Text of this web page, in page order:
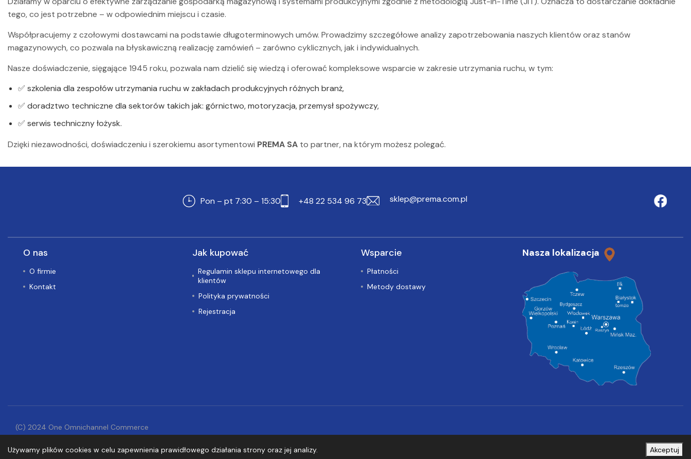
tego, co jest potrzebne – w odpowiednim miejscu i czasie.
Współpracujemy z czołowymi dostawcami na podstawie długoterminowych umów. Prowadzimy szczegółowe analizy zapotrzebowania naszych klientów oraz stanów
magazynowych, co pozwala na błyskawiczną realizację zamówień – zarówno cyklicznych, jak i indywidualnych.
Nasze doświadczenie, sięgające 1945 roku, pozwala nam dzielić się wiedzą i oferować kompleksowe wsparcie w zakresie utrzymania ruchu, w tym:
✅ szkolenia dla zespołów utrzymania ruchu w zakładach produkcyjnych różnych branż,
✅ doradztwo techniczne dla sektorów takich jak: górnictwo, motoryzacja, przemysł spożywczy,
✅ serwis techniczny łożysk.
Dzięki niezawodności, doświadczeniu i szerokiemu asortymentowi PREMA SA to partner, na którym możesz polegać.
Pon – pt 7:30 – 15:30 +48 22 534 96 73 sklep@prema.com.pl
O nas
O firmie
Kontakt
Jak kupować
Regulamin sklepu internetowego dla
klientów
Polityka prywatności
Rejestracja
Wsparcie
Płatności
Metody dostawy
Nasza lokalizacja
(C) 2024 One Omnichannel Commerce
Używamy plików cookies w celu zapewnienia prawidłowego działania strony oraz jej analizy.
Akceptuj